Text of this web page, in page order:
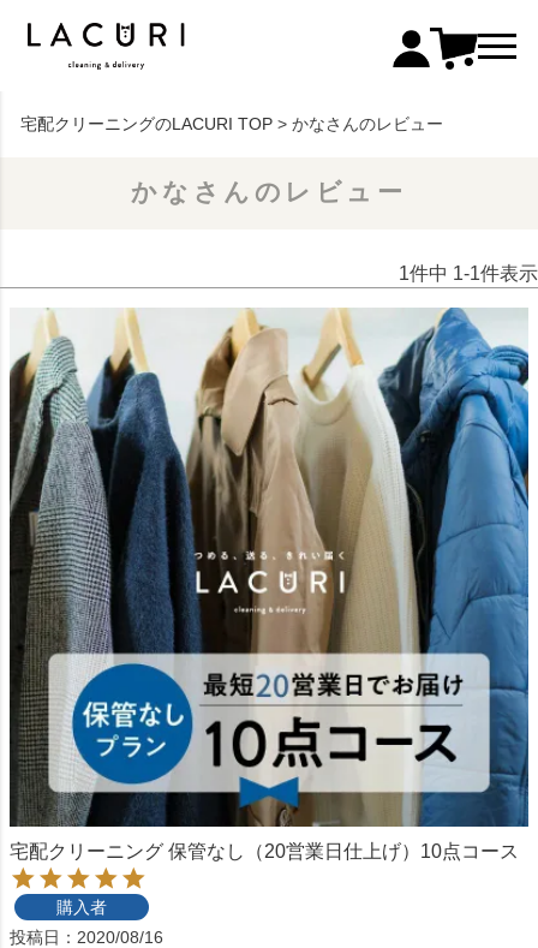
宅配クリーニングのLACURI TOP かなさんのレビュー
かなさんのレビュー
1件中 1-1件表示
宅配クリーニング 保管なし（20営業日仕上げ）10点コース
購入者
投稿日
2020/08/16